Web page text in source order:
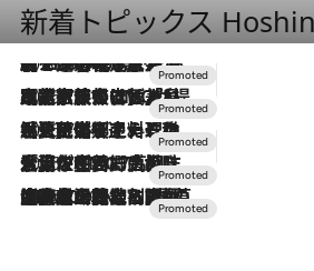
新着トピックス
2026.8.7
【トンボの足水浴】ヒノキの香りに包まれて涼感マックス！約13℃の湧水かけ流しを避暑地「星野温泉 トンボの湯」で体験
2026.7.31
【ホテル帰省】という選択肢をOMOが提案。家族とほどよい距離を保つには「昼は実家、夜は気兼ねなくホテルで！」
2026.7.24
【夏限定ディナーコース】旬を迎える稚鮎や花ズッキーニなどをイタリア・トスカーナの郷土料理の手法で満喫！
2026.7.17
「土佐和ハーブかき氷」がOMO7高知に登場！生姜、山椒、大葉など目にも舌にも涼を呼ぶ郷土の味
2026.7.10
NEW OPEN！【界 草津】名湯の地に誕生。趣の異なる2種の温泉と上州ならではの会席・蕎麦割烹など美食を味わう究極の癒やし旅